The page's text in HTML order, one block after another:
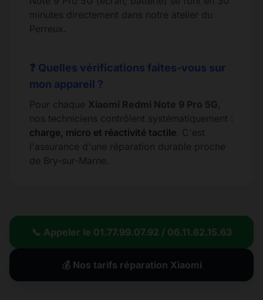
minutes directement dans notre atelier du
Perreux.
❓ Quelles vérifications faites-vous sur
mon appareil ?
Pour chaque Xiaomi Redmi Note 9 Pro 5G,
nos techniciens contrôlent systématiquement :
charge, micro et réactivité tactile. C'est
l'assurance d'une réparation durable proche
de Bry-sur-Marne.
📞 Appeler le 01.77.99.07.92 / 06.11.62.15.63
💰 Nos tarifs réparation Xiaomi